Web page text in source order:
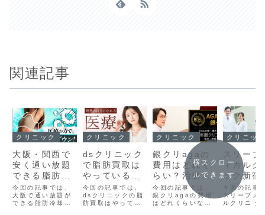
関連記事
クリニック
大阪・関西で
安く通い放題
できる脂肪冷
却のクリニッ
クはどこな
の？？
今回の記事では、
大阪で通い放題が
できる脂肪冷却の
クリニック
dsクリニック
で脂肪買取は
やっている
の？お得なプ
レゼント情報
も公開！
今回の記事では、
dsクリニックの脂
肪買取はやってい
クリニック
銀クリagaの
費用はどれく
らい？治療費
改定でお得に
利用できるっ
て本当？
今回の記事では、
銀クリagaの費用
はどれくらいなの
クリニッ
スリープ
ィカルク
ック新宿
口コミを
査！どん
におすす
今回の記事
スリープメ
ルクリニッ
横スクロー
ルできます